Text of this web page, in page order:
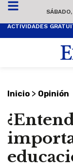
Inicio > Opinión